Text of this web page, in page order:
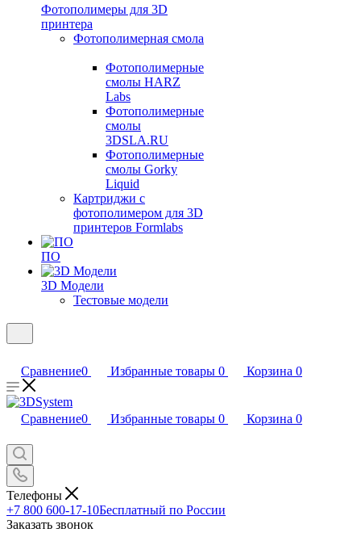
Фотополимеры для 3D
принтера
Фотополимерная смола
Фотополимерные
смолы HARZ
Labs
Фотополимерные
смолы
3DSLA.RU
Фотополимерные
смолы Gorky
Liquid
Картриджи с
фотополимером для 3D
принтеров Formlabs
ПО
3D Модели
Тестовые модели
Сравнение0 Избранные товары 0 Корзина 0
Сравнение0 Избранные товары 0 Корзина 0
Телефоны
+7 800 600-17-10Бесплатный по России
Заказать звонок